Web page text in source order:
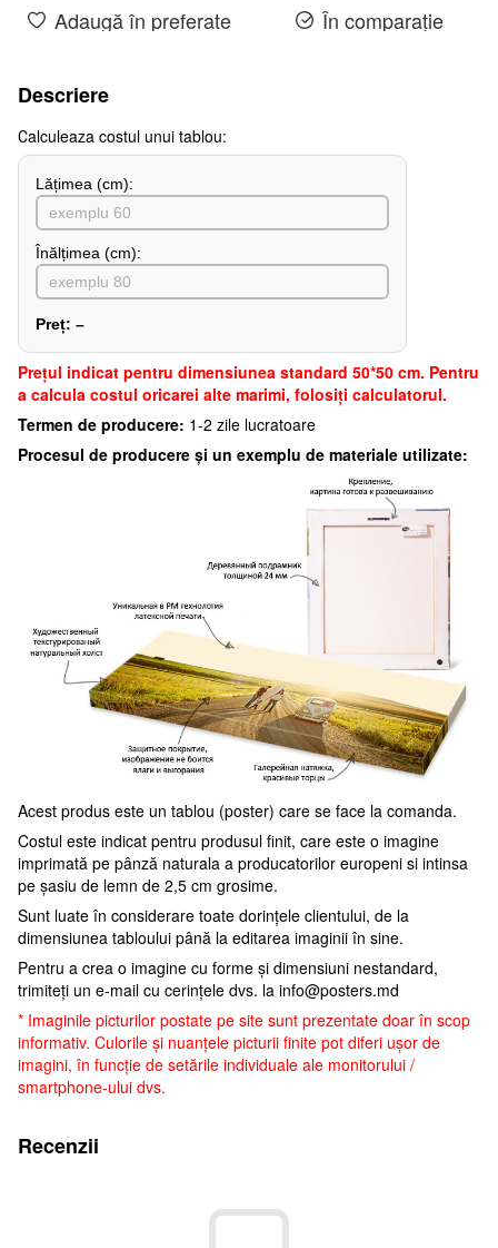
Adaugă în preferate În comparație
Descriere
Сalculeaza costul unui tablou:
Lățimea (сm):
Înălțimea (cm):
Preț: –
Preţul indicat pentru dimensiunea standard 50*50 cm. Pentru
a calcula costul oricarei alte marimi, folosiți calculatorul.
Termen de producere: 1-2 zile lucratoare
Procesul de producere și un exemplu de materiale utilizate:
Acest produs este un tablou (poster) care se face la comanda.
Costul este indicat pentru produsul finit, care este o imagine
imprimată pe pânză naturala a producatorilor europeni si intinsa
pe șasiu de lemn de 2,5 cm grosime.
Sunt luate în considerare toate dorințele clientului, de la
dimensiunea tabloului până la editarea imaginii în sine.
Pentru a crea o imagine cu forme și dimensiuni nestandard,
trimiteți un e-mail cu cerințele dvs. la info@posters.md
* Imaginile picturilor postate pe site sunt prezentate doar în scop
informativ. Culorile și nuanțele picturii finite pot diferi ușor de
imagini, în funcție de setările individuale ale monitorului /
smartphone-ului dvs.
Recenzii